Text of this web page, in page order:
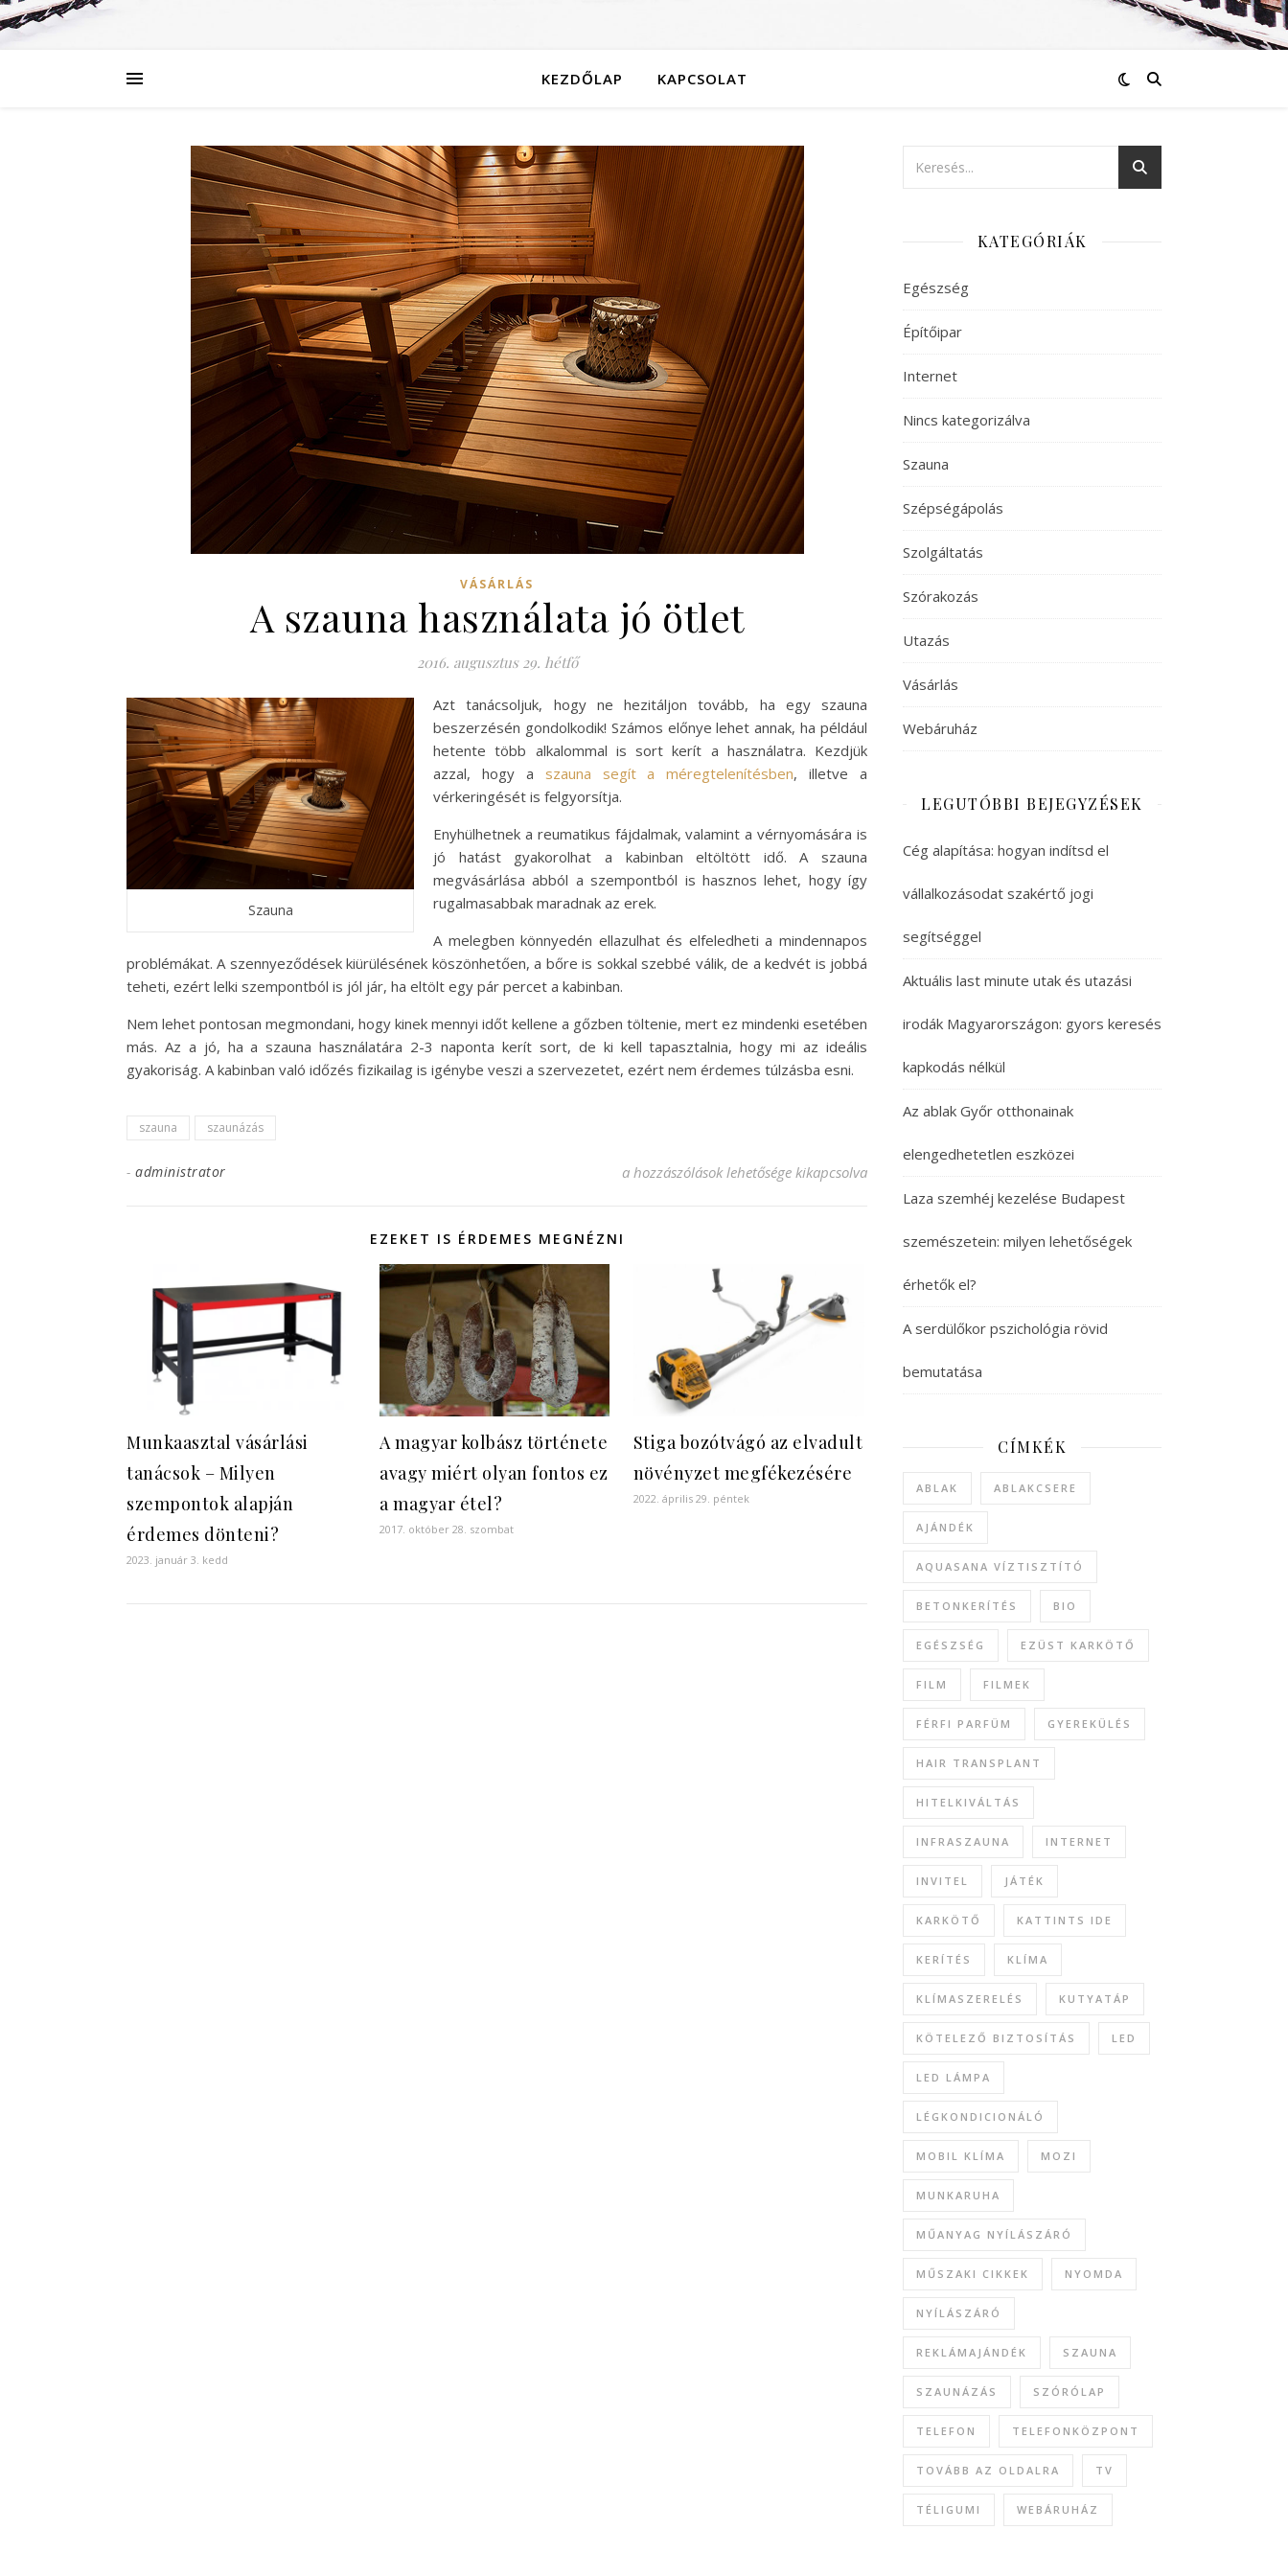
KEZDŐLAP KAPCSOLAT
VÁSÁRLÁS
A szauna használata jó ötlet
2016. augusztus 29. hétfő
Szauna
Azt tanácsoljuk, hogy ne hezitáljon tovább, ha egy szauna
beszerzésén gondolkodik! Számos előnye lehet annak, ha például
hetente több alkalommal is sort kerít a használatra. Kezdjük
azzal, hogy a szauna segít a méregtelenítésben, illetve a
vérkeringését is felgyorsítja.
Enyhülhetnek a reumatikus fájdalmak, valamint a vérnyomására is
jó hatást gyakorolhat a kabinban eltöltött idő. A szauna
megvásárlása abból a szempontból is hasznos lehet, hogy így
rugalmasabbak maradnak az erek.
A melegben könnyedén ellazulhat és elfeledheti a mindennapos
problémákat. A szennyeződések kiürülésének köszönhetően, a bőre is sokkal szebbé válik, de a kedvét is jobbá
teheti, ezért lelki szempontból is jól jár, ha eltölt egy pár percet a kabinban.
Nem lehet pontosan megmondani, hogy kinek mennyi időt kellene a gőzben töltenie, mert ez mindenki esetében
más. Az a jó, ha a szauna használatára 2-3 naponta kerít sort, de ki kell tapasztalnia, hogy mi az ideális
gyakoriság. A kabinban való időzés fizikailag is igénybe veszi a szervezetet, ezért nem érdemes túlzásba esni.
szauna szaunázás
- administrator A szauna használata jó ötlet bejegyzéshez
a hozzászólások lehetősége kikapcsolva
EZEKET IS ÉRDEMES MEGNÉZNI
Munkaasztal vásárlási
tanácsok – Milyen
szempontok alapján
érdemes dönteni?
2023. január 3. kedd
A magyar kolbász története
avagy miért olyan fontos ez
a magyar étel?
2017. október 28. szombat
Stiga bozótvágó az elvadult
növényzet megfékezésére
2022. április 29. péntek
KATEGÓRIÁK
Egészség
Építőipar
Internet
Nincs kategorizálva
Szauna
Szépségápolás
Szolgáltatás
Szórakozás
Utazás
Vásárlás
Webáruház
LEGUTÓBBI BEJEGYZÉSEK
Cég alapítása: hogyan indítsd el
vállalkozásodat szakértő jogi
segítséggel
Aktuális last minute utak és utazási
irodák Magyarországon: gyors keresés
kapkodás nélkül
Az ablak Győr otthonainak
elengedhetetlen eszközei
Laza szemhéj kezelése Budapest
szemészetein: milyen lehetőségek
érhetők el?
A serdülőkor pszichológia rövid
bemutatása
CÍMKÉK
ABLAK ABLAKCSERE
AJÁNDÉK
AQUASANA VÍZTISZTÍTÓ
BETONKERÍTÉS BIO
EGÉSZSÉG EZÜST KARKÖTŐ
FILM FILMEK
FÉRFI PARFÜM GYEREKÜLÉS
HAIR TRANSPLANT
HITELKIVÁLTÁS
INFRASZAUNA INTERNET
INVITEL JÁTÉK
KARKÖTŐ KATTINTS IDE
KERÍTÉS KLÍMA
KLÍMASZERELÉS KUTYATÁP
KÖTELEZŐ BIZTOSÍTÁS LED
LED LÁMPA
LÉGKONDICIONÁLÓ
MOBIL KLÍMA MOZI
MUNKARUHA
MŰANYAG NYÍLÁSZÁRÓ
MŰSZAKI CIKKEK NYOMDA
NYÍLÁSZÁRÓ
REKLÁMAJÁNDÉK SZAUNA
SZAUNÁZÁS SZÓRÓLAP
TELEFON TELEFONKÖZPONT
TOVÁBB AZ OLDALRA TV
TÉLIGUMI WEBÁRUHÁZ